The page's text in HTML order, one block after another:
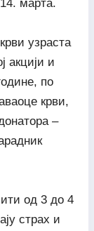
марта.
узраста
акцији и
по
крви,
–
од 3 до 4
страх и